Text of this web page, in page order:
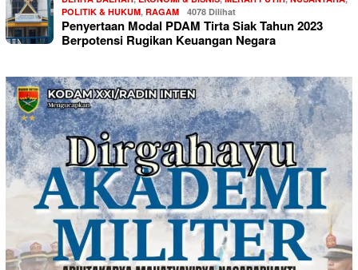
POLITIK & HUKUM, RAGAM 4078 Dilihat
Penyertaan Modal PDAM Tirta Siak Tahun 2023
Berpotensi Rugikan Keuangan Negara